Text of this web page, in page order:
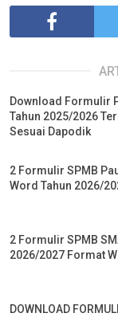
Download Formulir
Tahun 2025/2026
Sesuai Dapodik
2 Formulir SPMB
Word Tahun 2026/
2 Formulir SPMB
2026/2027 Format
DOWNLOAD